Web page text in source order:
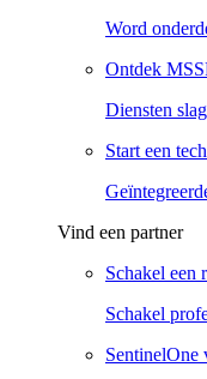
Word
Ontdek
Diensten
Start een
Vind een partner
Schakel een
Schakel
SentinelOne